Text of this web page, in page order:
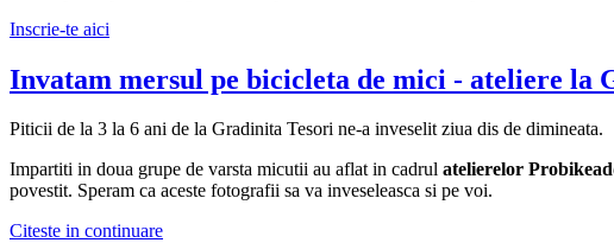
Inscrie-te aici
Invatam mersul pe bicicleta de mici - ateliere la
Piticii de la 3 la 6 ani de la Gradinita Tesori ne-a inveselit ziua dis de dimineata.
Impartiti in doua grupe de varsta micutii au aflat in cadrul atelierelor
povestit. Speram ca aceste fotografii sa va inveseleasca si pe voi.
Citeste in continuare